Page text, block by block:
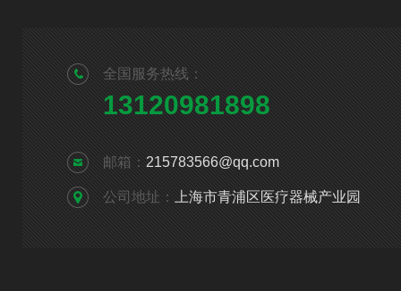
全国服务热线：
13120981898
邮箱： 215783566@qq.com
公司地址： 上海市青浦区医疗器械产业园